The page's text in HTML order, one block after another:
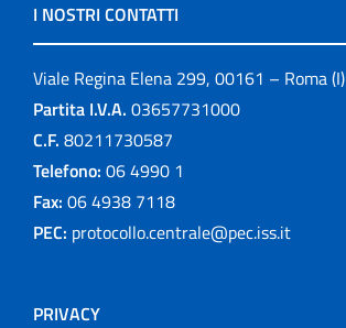
I NOSTRI CONTATTI
Viale Regina Elena 299, 00161 – Roma (I)
Partita I.V.A. 03657731000
C.F. 80211730587
Telefono: 06 4990 1
Fax: 06 4938 7118
PEC: protocollo.centrale@pec.iss.it
PRIVACY